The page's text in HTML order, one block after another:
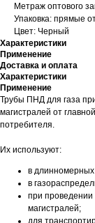
Метраж оптового
Упаковка: прямые
Цвет: Черный
Характеристики
Применение
Доставка и оплата
Характеристики
Применение
Трубы ПНД для газа
магистралей от
потребителя.
Их используют:
в
в
при
магистралей;